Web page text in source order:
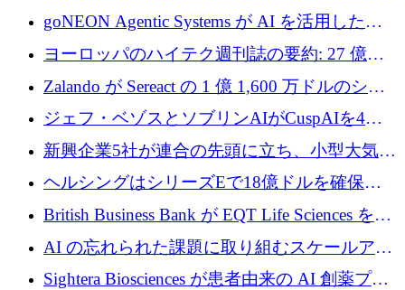
フラの構築に 500 万ユーロを調達
goNEON Agentic Systems が AI を活用したイ
ンフラ計画を加速するために 16 万ユーロを確
ヨーロッパのハイテク週刊誌の要約: 27 億ユ
ーロを超える 60 以上のハイテク資金調達取引
Zalando が Sereact の 1 億 1,600 万ドルのシリ
ーズ B に参加し、AI を活用した倉庫自動化を
ジェフ・ベゾスとソブリンAIがCuspAIを4億
5,000万ドルの資金調達で支援
新興企業5社が連合の先頭に立ち、小型大気質
センサーをEUのクリーンエア政策の中心に据
ヘルシングはシリーズEで18億ドルを確保、
ウーバーはデリバリー・ヒーローを130億ユー
ロの契約で買収、レボルトは2027年に米国の
銀行を立ち上げる
British Business Bank が EQT Life Sciences を
2,500 万ユーロのコミットメントで支援
AI の忘れられた課題に取り組むスケールアッ
プを実現: カメラロール
Sightera Biosciences が患者由来の AI 創薬プラ